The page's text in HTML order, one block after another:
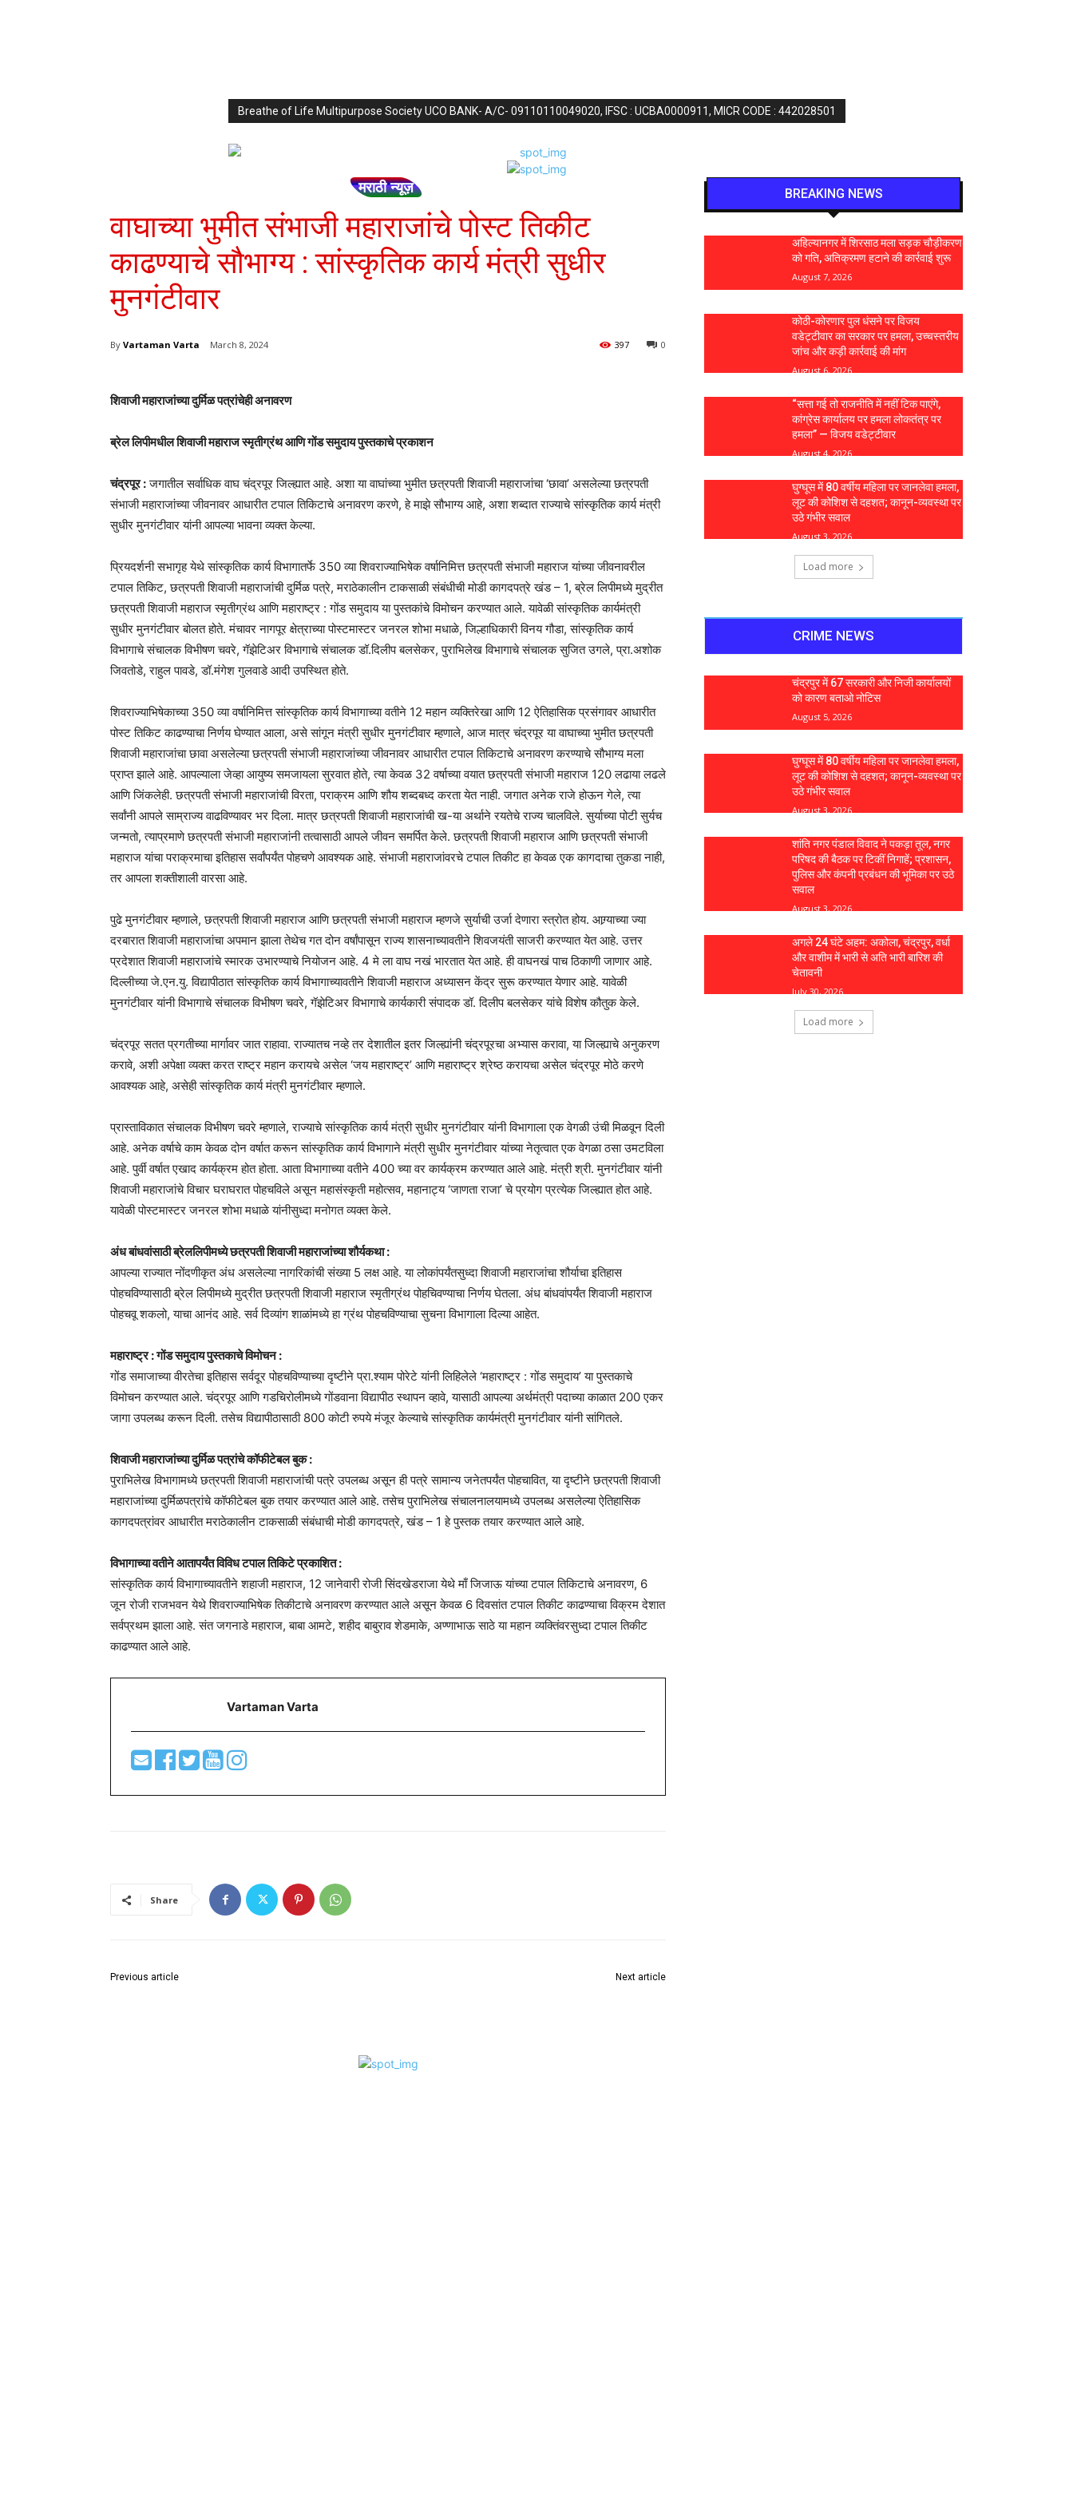
Breathe of Life Multipurpose Society UCO BANK- A/C- 09110110049020, IFSC : UCBA0000911, MICR CODE : 442028501
मराठी न्यूज़
वाघाच्या भुमीत संभाजी महाराजांचे पोस्ट तिकीट
काढण्याचे सौभाग्य : सांस्कृतिक कार्य मंत्री सुधीर
मुनगंटीवार
By Vartaman Varta March 8, 2024 0
397
शिवाजी महाराजांच्या दुर्मिळ पत्रांचेही अनावरण
ब्रेल लिपीमधील शिवाजी महाराज स्मृतीग्रंथ आणि गोंड समुदाय पुस्तकाचे प्रकाशन
चंद्रपूर :जगातील सर्वाधिक वाघ चंद्रपूर जिल्ह्यात आहे. अशा या वाघांच्या भुमीत छत्रपती शिवाजी महाराजांचा ‘छावा’ असलेल्या छत्रपती
संभाजी महाराजांच्या जीवनावर आधारीत टपाल तिकिटाचे अनावरण करणे, हे माझे सौभाग्य आहे, अशा शब्दात राज्याचे सांस्कृतिक कार्य मंत्री
सुधीर मुनगंटीवार यांनी आपल्या भावना व्यक्त केल्या.
प्रियदर्शनी सभागृह येथे सांस्कृतिक कार्य विभागातर्फे 350 व्या शिवराज्याभिषेक वर्षानिमित्त छत्रपती संभाजी महाराज यांच्या जीवनावरील
टपाल तिकिट, छत्रपती शिवाजी महाराजांची दुर्मिळ पत्रे, मराठेकालीन टाकसाळी संबंधीची मोडी कागदपत्रे खंड – 1, ब्रेल लिपीमध्ये मुद्रीत
छत्रपती शिवाजी महाराज स्मृतीग्रंथ आणि महाराष्ट्र : गोंड समुदाय या पुस्तकांचे विमोचन करण्यात आले. यावेळी सांस्कृतिक कार्यमंत्री
सुधीर मुनगंटीवार बोलत होते. मंचावर नागपूर क्षेत्राच्या पोस्टमास्टर जनरल शोभा मधाळे, जिल्हाधिकारी विनय गौडा, सांस्कृतिक कार्य
विभागाचे संचालक विभीषण चवरे, गॅझेटिअर विभागाचे संचालक डॉ.दिलीप बलसेकर, पुराभिलेख विभागाचे संचालक सुजित उगले, प्रा.अशोक
जिवतोडे, राहुल पावडे, डॉ.मंगेश गुलवाडे आदी उपस्थित होते.
शिवराज्याभिषेकाच्या 350 व्या वर्षानिमित्त सांस्कृतिक कार्य विभागाच्या वतीने 12 महान व्यक्तिरेखा आणि 12 ऐतिहासिक प्रसंगावर आधारीत
पोस्ट तिकिट काढण्याचा निर्णय घेण्यात आला, असे सांगून मंत्री सुधीर मुनगंटीवार म्हणाले, आज मात्र चंद्रपूर या वाघाच्या भुमीत छत्रपती
शिवाजी महाराजांचा छावा असलेल्या छत्रपती संभाजी महाराजांच्या जीवनावर आधारीत टपाल तिकिटाचे अनावरण करण्याचे सौभाग्य मला
प्राप्त झाले आहे. आपल्याला जेव्हा आयुष्य समजायला सुरवात होते, त्या केवळ 32 वर्षाच्या वयात छत्रपती संभाजी महाराज 120 लढाया लढले
आणि जिंकलेही. छत्रपती संभाजी महाराजांची विरता, पराक्रम आणि शौय शब्दबध्द करता येत नाही. जगात अनेक राजे होऊन गेले, त्या
सर्वांनी आपले साम्राज्य वाढविण्यावर भर दिला. मात्र छत्रपती शिवाजी महाराजांची ख-या अर्थाने रयतेचे राज्य चालविले. सुर्याच्या पोटी सुर्यच
जन्मतो, त्याप्रमाणे छत्रपती संभाजी महाराजांनी तत्वासाठी आपले जीवन समर्पित केले. छत्रपती शिवाजी महाराज आणि छत्रपती संभाजी
महाराज यांचा पराक्रमाचा इतिहास सर्वांपर्यंत पोहचणे आवश्यक आहे. संभाजी महाराजांवरचे टपाल तिकीट हा केवळ एक कागदाचा तुकडा नाही,
तर आपला शक्तीशाली वारसा आहे.
पुढे मुनगंटीवार म्हणाले, छत्रपती शिवाजी महाराज आणि छत्रपती संभाजी महाराज म्हणजे सुर्याची उर्जा देणारा स्त्रोत होय. आग्र्याच्या ज्या
दरबारात शिवाजी महाराजांचा अपमान झाला तेथेच गत दोन वर्षांपासून राज्य शासनाच्यावतीने शिवजयंती साजरी करण्यात येत आहे. उत्तर
प्रदेशात शिवाजी महाराजांचे स्मारक उभारण्याचे नियोजन आहे. 4 मे ला वाघ नखं भारतात येत आहे. ही वाघनखं पाच ठिकाणी जाणार आहे.
दिल्लीच्या जे.एन.यु. विद्यापीठात सांस्कृतिक कार्य विभागाच्यावतीने शिवाजी महाराज अध्यासन केंद्र सुरू करण्यात येणार आहे. यावेळी
मुनगंटीवार यांनी विभागाचे संचालक विभीषण चवरे, गॅझेटिअर विभागाचे कार्यकारी संपादक डॉ. दिलीप बलसेकर यांचे विशेष कौतुक केले.
चंद्रपूर सतत प्रगतीच्या मार्गावर जात राहावा. राज्यातच नव्हे तर देशातील इतर जिल्ह्यांनी चंद्रपूरचा अभ्यास करावा, या जिल्ह्याचे अनुकरण
करावे, अशी अपेक्षा व्यक्त करत राष्ट्र महान करायचे असेल ‘जय महाराष्ट्र’ आणि महाराष्ट्र श्रेष्ठ करायचा असेल चंद्रपूर मोठे करणे
आवश्यक आहे, असेही सांस्कृतिक कार्य मंत्री मुनगंटीवार म्हणाले.
प्रास्ताविकात संचालक विभीषण चवरे म्हणाले, राज्याचे सांस्कृतिक कार्य मंत्री सुधीर मुनगंटीवार यांनी विभागाला एक वेगळी उंची मिळवून दिली
आहे. अनेक वर्षाचे काम केवळ दोन वर्षात करून सांस्कृतिक कार्य विभागाने मंत्री सुधीर मुनगंटीवार यांच्या नेतृत्वात एक वेगळा ठसा उमटविला
आहे. पुर्वी वर्षात एखाद कार्यक्रम होत होता. आता विभागाच्या वतीने 400 च्या वर कार्यक्रम करण्यात आले आहे. मंत्री श्री. मुनगंटीवार यांनी
शिवाजी महाराजांचे विचार घराघरात पोहचविले असून महासंस्कृती महोत्सव, महानाट्य ‘जाणता राजा’ चे प्रयोग प्रत्येक जिल्ह्यात होत आहे.
यावेळी पोस्टमास्टर जनरल शोभा मधाळे यांनीसुध्दा मनोगत व्यक्त केले.
अंध बांधवांसाठी ब्रेललिपीमध्ये छत्रपती शिवाजी महाराजांच्या शौर्यकथा :
आपल्या राज्यात नोंदणीकृत अंध असलेल्या नागरिकांची संख्या 5 लक्ष आहे. या लोकांपर्यंतसुध्दा शिवाजी महाराजांचा शौर्याचा इतिहास
पोहचविण्यासाठी ब्रेल लिपीमध्ये मुद्रीत छत्रपती शिवाजी महाराज स्मृतीग्रंथ पोहचिवण्याचा निर्णय घेतला. अंध बांधवांपर्यंत शिवाजी महाराज
पोहचवू शकलो, याचा आनंद आहे. सर्व दिव्यांग शाळांमध्ये हा ग्रंथ पोहचविण्याचा सुचना विभागाला दिल्या आहेत.
महाराष्ट्र : गोंड समुदाय पुस्तकाचे विमोचन :
गोंड समाजाच्या वीरतेचा इतिहास सर्वदूर पोहचविण्याच्या दृष्टीने प्रा.श्याम पोरेटे यांनी लिहिलेले ‘महाराष्ट्र : गोंड समुदाय’ या पुस्तकाचे
विमोचन करण्यात आले. चंद्रपूर आणि गडचिरोलीमध्ये गोंडवाना विद्यापीठ स्थापन व्हावे, यासाठी आपल्या अर्थमंत्री पदाच्या काळात 200 एकर
जागा उपलब्ध करून दिली. तसेच विद्यापीठासाठी 800 कोटी रुपये मंजूर केल्याचे सांस्कृतिक कार्यमंत्री मुनगंटीवार यांनी सांगितले.
शिवाजी महाराजांच्या दुर्मिळ पत्रांचे कॉफीटेबल बुक :
पुराभिलेख विभागामध्ये छत्रपती शिवाजी महाराजांची पत्रे उपलब्ध असून ही पत्रे सामान्य जनेतपर्यंत पोहचावित, या दृष्टीने छत्रपती शिवाजी
महाराजांच्या दुर्मिळपत्रांचे कॉफीटेबल बुक तयार करण्यात आले आहे. तसेच पुराभिलेख संचालनालयामध्ये उपलब्ध असलेल्या ऐतिहासिक
कागदपत्रांवर आधारीत मराठेकालीन टाकसाळी संबंधाची मोडी कागदपत्रे, खंड – 1 हे पुस्तक तयार करण्यात आले आहे.
विभागाच्या वतीने आतापर्यंत विविध टपाल तिकिटे प्रकाशित :
सांस्कृतिक कार्य विभागाच्यावतीने शहाजी महाराज, 12 जानेवारी रोजी सिंदखेडराजा येथे माँ जिजाऊ यांच्या टपाल तिकिटाचे अनावरण, 6
जून रोजी राजभवन येथे शिवराज्याभिषेक तिकीटाचे अनावरण करण्यात आले असून केवळ 6 दिवसांत टपाल तिकीट काढण्याचा विक्रम देशात
सर्वप्रथम झाला आहे. संत जगनाडे महाराज, बाबा आमटे, शहीद बाबुराव शेडमाके, अण्णाभाऊ साठे या महान व्यक्तिंवरसुध्दा टपाल तिकीट
काढण्यात आले आहे.
Vartaman Varta
Share
Previous article Next article
BREAKING NEWS
अहिल्यानगर में शिरसाठ मला सड़क चौड़ीकरण
को गति, अतिक्रमण हटाने की कार्रवाई शुरू
August 7, 2026
कोठी-कोरणार पुल धंसने पर विजय
वडेट्टीवार का सरकार पर हमला, उच्चस्तरीय
जांच और कड़ी कार्रवाई की मांग
August 6, 2026
“सत्ता गई तो राजनीति में नहीं टिक पाएंगे,
कांग्रेस कार्यालय पर हमला लोकतंत्र पर
हमला” — विजय वडेट्टीवार
August 4, 2026
घुग्घूस में 80 वर्षीय महिला पर जानलेवा हमला,
लूट की कोशिश से दहशत; कानून-व्यवस्था पर
उठे गंभीर सवाल
August 3, 2026
Load more
CRIME NEWS
चंद्रपुर में 67 सरकारी और निजी कार्यालयों
को कारण बताओ नोटिस
August 5, 2026
घुग्घूस में 80 वर्षीय महिला पर जानलेवा हमला,
लूट की कोशिश से दहशत; कानून-व्यवस्था पर
उठे गंभीर सवाल
August 3, 2026
शांति नगर पंडाल विवाद ने पकड़ा तूल, नगर
परिषद की बैठक पर टिकीं निगाहें; प्रशासन,
पुलिस और कंपनी प्रबंधन की भूमिका पर उठे
सवाल
August 3, 2026
अगले 24 घंटे अहम: अकोला, चंद्रपुर, वर्धा
और वाशीम में भारी से अति भारी बारिश की
चेतावनी
July 30, 2026
Load more